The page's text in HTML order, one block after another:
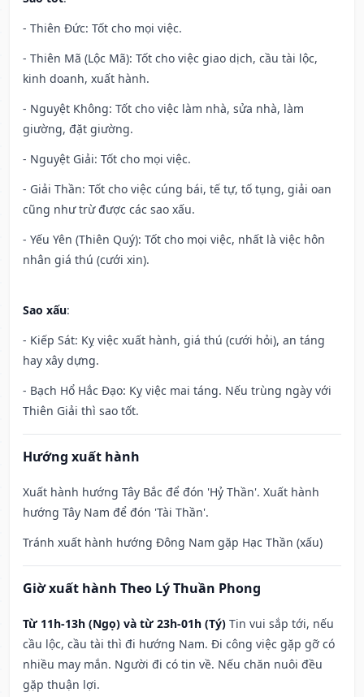
- Thiên Đức: Tốt cho mọi việc.
- Thiên Mã (Lộc Mã): Tốt cho việc giao dịch, cầu tài lộc,
kinh doanh, xuất hành.
- Nguyệt Không: Tốt cho việc làm nhà, sửa nhà, làm
giường, đặt giường.
- Nguyệt Giải: Tốt cho mọi việc.
- Giải Thần: Tốt cho việc cúng bái, tế tự, tố tụng, giải oan
cũng như trừ được các sao xấu.
- Yếu Yên (Thiên Quý): Tốt cho mọi việc, nhất là việc hôn
nhân giá thú (cưới xin).
Sao xấu:
- Kiếp Sát: Kỵ việc xuất hành, giá thú (cưới hỏi), an táng
hay xây dựng.
- Bạch Hổ Hắc Đạo: Kỵ việc mai táng. Nếu trùng ngày với
Thiên Giải thì sao tốt.
Hướng xuất hành
Xuất hành hướng Tây Bắc để đón 'Hỷ Thần'. Xuất hành
hướng Tây Nam để đón 'Tài Thần'.
Tránh xuất hành hướng Đông Nam gặp Hạc Thần (xấu)
Giờ xuất hành Theo Lý Thuần Phong
Từ 11h-13h (Ngọ) và từ 23h-01h (Tý) Tin vui sắp tới, nếu
cầu lộc, cầu tài thì đi hướng Nam. Đi công việc gặp gỡ có
nhiều may mắn. Người đi có tin về. Nếu chăn nuôi đều
gặp thuận lợi.